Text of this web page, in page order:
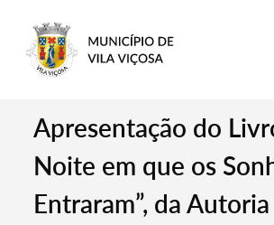
Apresentação do
Noite em que os
Entraram”, da